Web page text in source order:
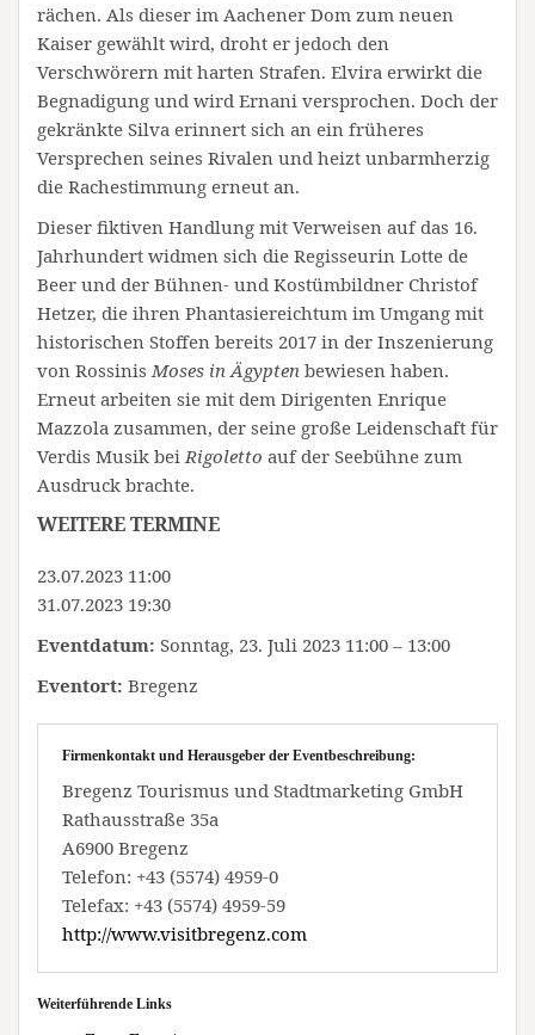
rächen. Als dieser im Aachener Dom zum neuen
Kaiser gewählt wird, droht er jedoch den
Verschwörern mit harten Strafen. Elvira erwirkt die
Begnadigung und wird Ernani versprochen. Doch der
gekränkte Silva erinnert sich an ein früheres
Versprechen seines Rivalen und heizt unbarmherzig
die Rachestimmung erneut an.
Dieser fiktiven Handlung mit Verweisen auf das 16.
Jahrhundert widmen sich die Regisseurin Lotte de
Beer und der Bühnen- und Kostümbildner Christof
Hetzer, die ihren Phantasiereichtum im Umgang mit
historischen Stoffen bereits 2017 in der Inszenierung
von Rossinis Moses in Ägypten bewiesen haben.
Erneut arbeiten sie mit dem Dirigenten Enrique
Mazzola zusammen, der seine große Leidenschaft für
Verdis Musik bei Rigoletto auf der Seebühne zum
Ausdruck brachte.
WEITERE TERMINE
23.07.2023 11:00
31.07.2023 19:30
Eventdatum: Sonntag, 23. Juli 2023 11:00 – 13:00
Eventort: Bregenz
Firmenkontakt und Herausgeber der Eventbeschreibung:
Bregenz Tourismus und Stadtmarketing GmbH
Rathausstraße 35a
A6900 Bregenz
Telefon: +43 (5574) 4959-0
Telefax: +43 (5574) 4959-59
http://www.visitbregenz.com
Weiterführende Links